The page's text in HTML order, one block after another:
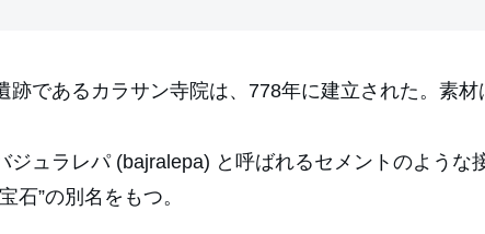
跡であるカラサン寺院は、778年に建立された。素材
ジュラレパ (bajralepa) と呼ばれるセメントのよう
石”の別名をもつ。